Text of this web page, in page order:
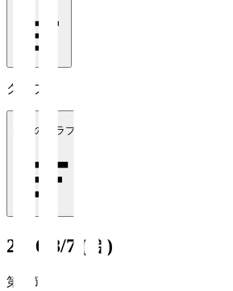
クラブ
全てのクラブ
2026/8/7 (金)
第1節